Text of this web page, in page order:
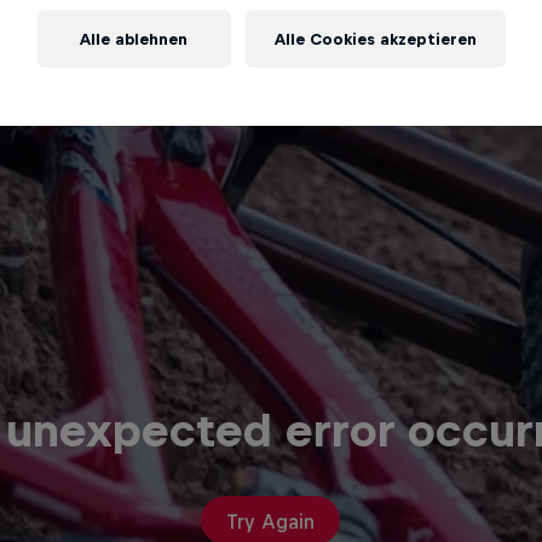
error
Try Again
Alle ablehnen Alle Cookies akzeptieren